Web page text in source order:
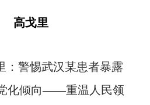
高戈里